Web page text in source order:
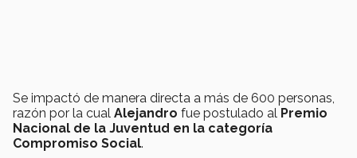
Se impactó de manera directa a más de 600 personas,
razón por la cual Alejandro fue postulado al Premio
Nacional de la Juventud en la categoría
Compromiso Social.